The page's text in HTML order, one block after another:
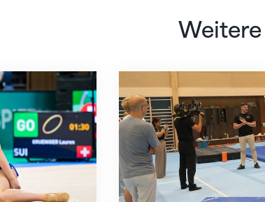
Mit klaren Zielen nach